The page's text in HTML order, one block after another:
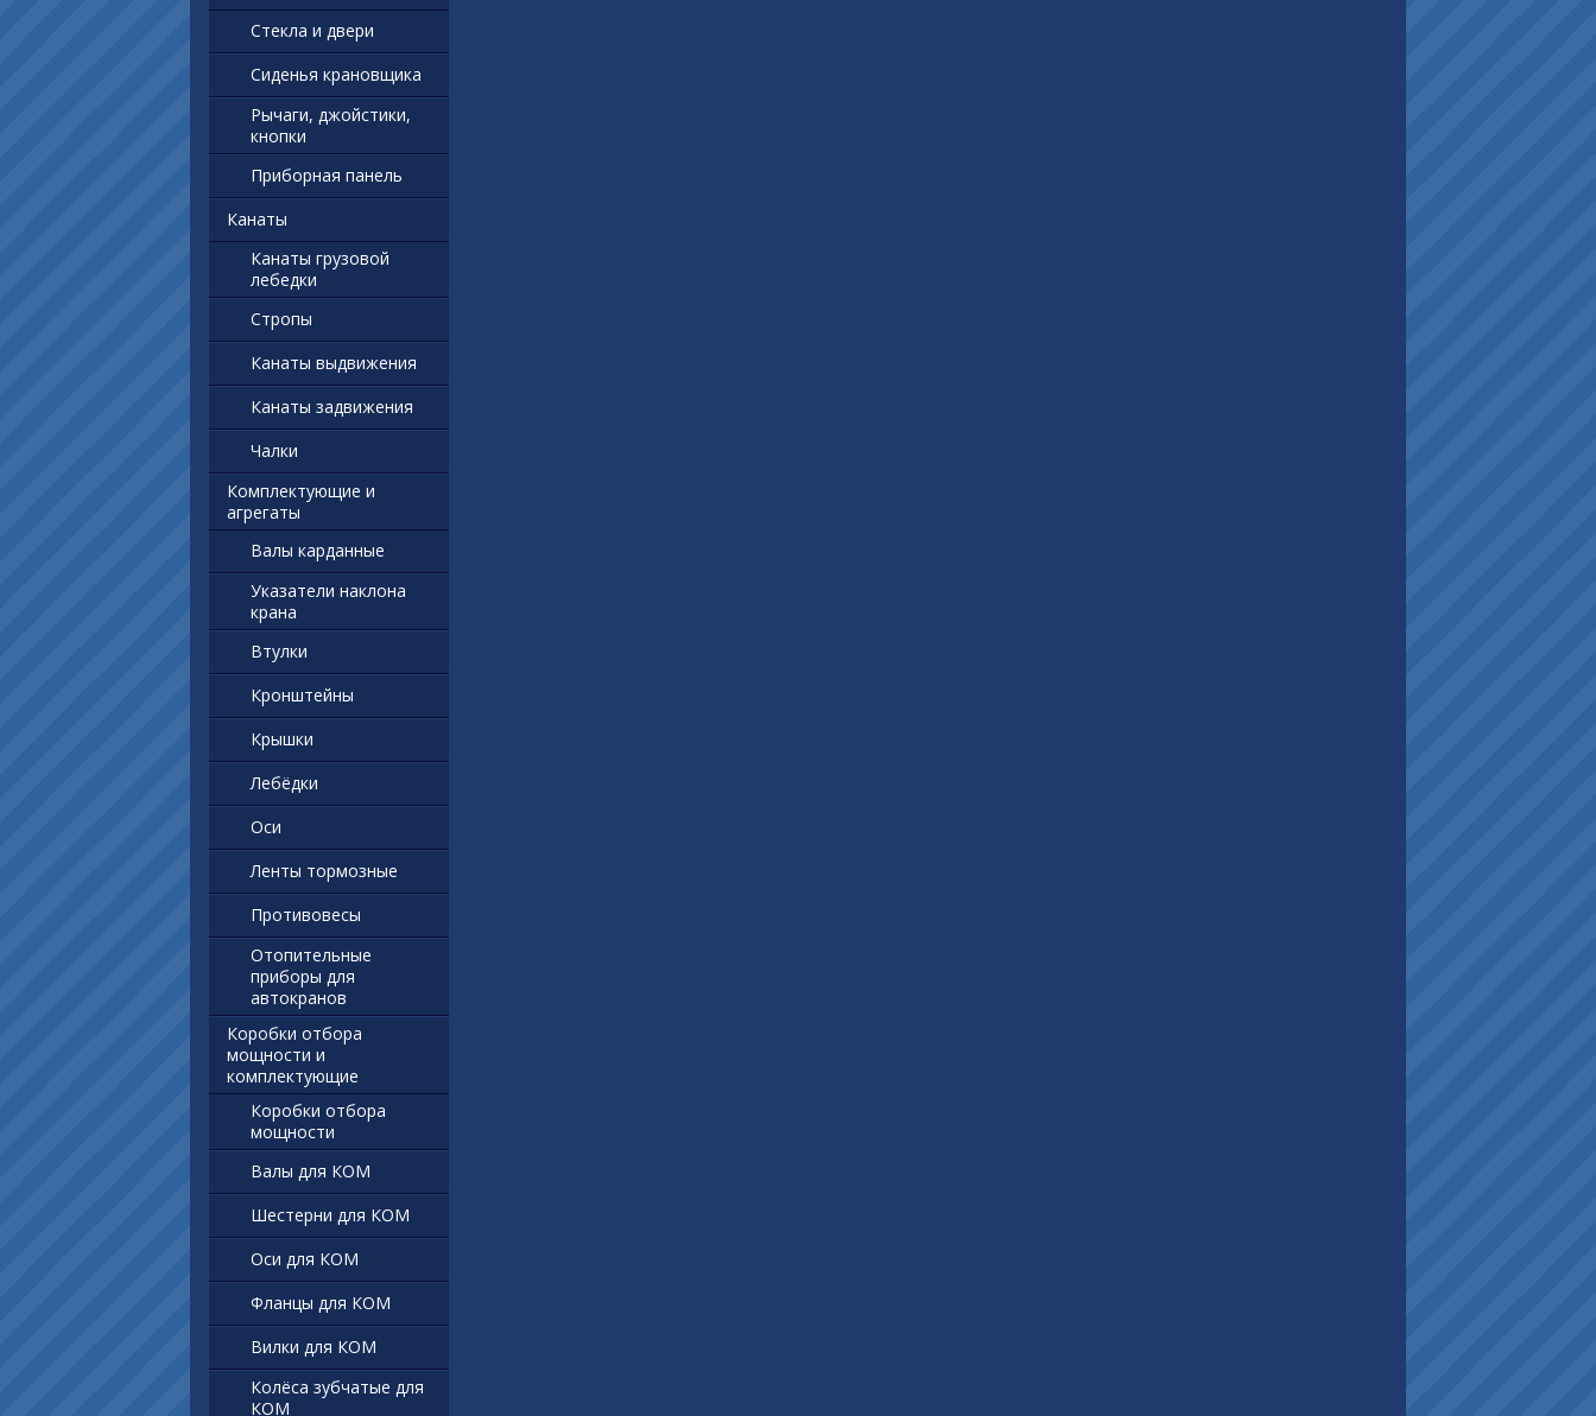
Стекла и двери
Сиденья крановщика
Рычаги, джойстики,
кнопки
Приборная панель
Канаты
Канаты грузовой
лебедки
Стропы
Канаты выдвижения
Канаты задвижения
Чалки
Комплектующие и
агрегаты
Валы карданные
Указатели наклона
крана
Втулки
Кронштейны
Крышки
Лебёдки
Оси
Ленты тормозные
Противовесы
Отопительные
приборы для
автокранов
Коробки отбора
мощности и
комплектующие
Коробки отбора
мощности
Валы для КОМ
Шестерни для КОМ
Оси для КОМ
Фланцы для КОМ
Вилки для КОМ
Колёса зубчатые для
КОМ